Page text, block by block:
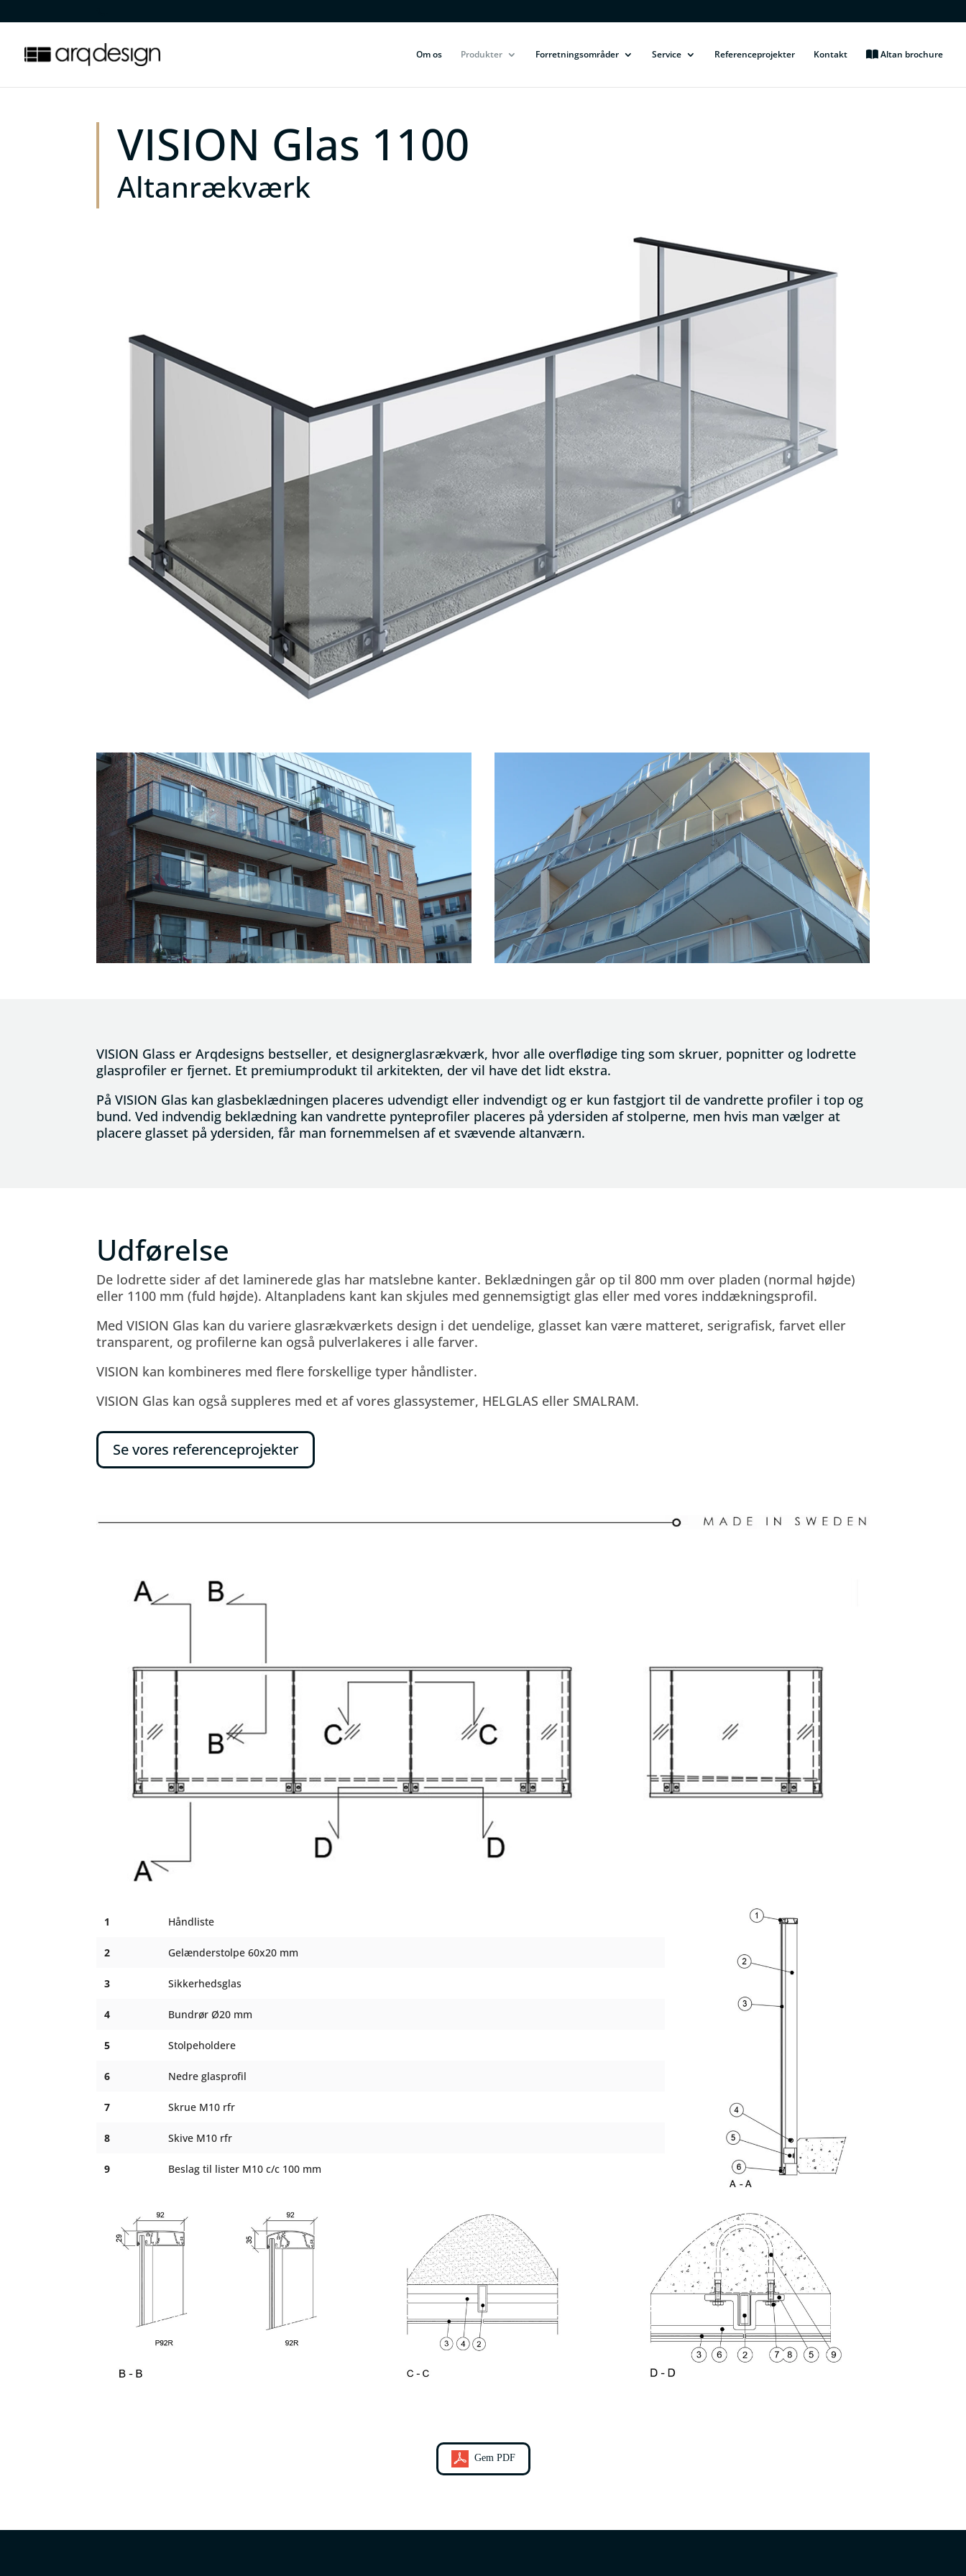
Om os Produkter Forretningsområder Service Referenceprojekter Kontakt Altan brochure
VISION Glas 1100
Altanrækværk
VISION Glass er Arqdesigns bestseller, et designerglasrækværk, hvor alle overflødige ting som skruer, popnitter og lodrette
glasprofiler er fjernet. Et premiumprodukt til arkitekten, der vil have det lidt ekstra.
På VISION Glas kan glasbeklædningen placeres udvendigt eller indvendigt og er kun fastgjort til de vandrette profiler i top og
bund. Ved indvendig beklædning kan vandrette pynteprofiler placeres på ydersiden af stolperne, men hvis man vælger at
placere glasset på ydersiden, får man fornemmelsen af et svævende altanværn.
Udførelse
De lodrette sider af det laminerede glas har matslebne kanter. Beklædningen går op til 800 mm over pladen (normal højde)
eller 1100 mm (fuld højde). Altanpladens kant kan skjules med gennemsigtigt glas eller med vores inddækningsprofil.
Med VISION Glas kan du variere glasrækværkets design i det uendelige, glasset kan være matteret, serigrafisk, farvet eller
transparent, og profilerne kan også pulverlakeres i alle farver.
VISION kan kombineres med flere forskellige typer håndlister.
VISION Glas kan også suppleres med et af vores glassystemer, HELGLAS eller SMALRAM.
Se vores referenceprojekter
1 Håndliste
2 Gelænderstolpe 60x20 mm
3 Sikkerhedsglas
4 Bundrør Ø20 mm
5 Stolpeholdere
6 Nedre glasprofil
7 Skrue M10 rfr
8 Skive M10 rfr
9 Beslag til lister M10 c/c 100 mm
Gem PDF